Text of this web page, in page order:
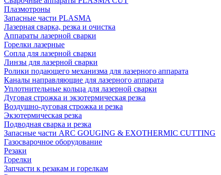
Плазмотроны
Запасные части PLASMA
Лазерная сварка, резка и очистка
Аппараты лазерной сварки
Горелки лазерные
Сопла для лазерной сварки
Линзы для лазерной сварки
Ролики подающего механизма для лазерного аппарата
Каналы направляющие для лазерного аппарата
Уплотнительные кольца для лазерной сварки
Дуговая строжка и экзотермическая резка
Воздушно-дуговая строжка и резка
Экзотермическая резка
Подводная сварка и резка
Запасные части ARC GOUGING & EXOTHERMIC CUTTING
Газосварочное оборудование
Резаки
Горелки
Запчасти к резакам и горелкам